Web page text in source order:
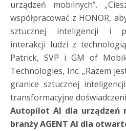
urządzeń mobilnych”.
współpracować z HONOR,
sztucznej inteligencji i
interakcji ludzi z
Patrick, SVP i GM of
Technologies, Inc. „Razem
granice sztucznej
transformacyjne
Autopilot AI dla urządzeń
branży AGENT AI dla